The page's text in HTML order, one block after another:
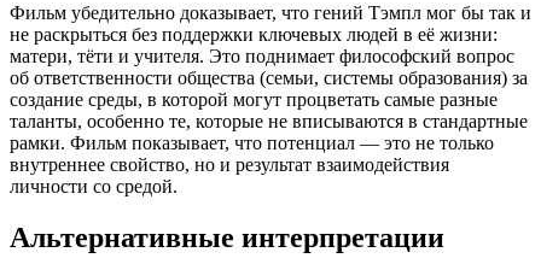
Фильм убедительно доказывает, что гений Тэмпл мог бы так и
не раскрыться без поддержки ключевых людей в её жизни:
матери, тёти и учителя. Это поднимает философский вопрос
об ответственности общества (семьи, системы образования) за
создание среды, в которой могут процветать самые разные
таланты, особенно те, которые не вписываются в стандартные
рамки. Фильм показывает, что потенциал — это не только
внутреннее свойство, но и результат взаимодействия
личности со средой.
Альтернативные интерпретации